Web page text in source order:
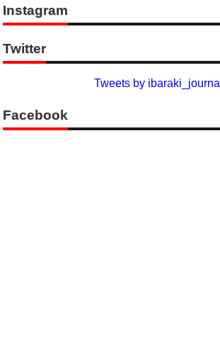
Instagram
Twitter
Tweets by ibaraki_journal
Facebook